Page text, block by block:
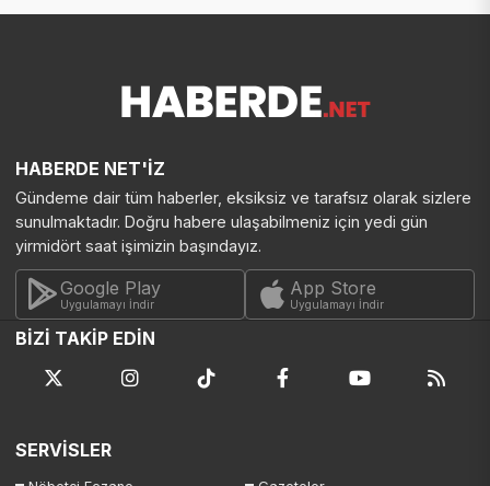
HABERDE NET'İZ
Gündeme dair tüm haberler, eksiksiz ve tarafsız olarak sizlere
sunulmaktadır. Doğru habere ulaşabilmeniz için yedi gün
yirmidört saat işimizin başındayız.
Google Play
Uygulamayı İndir
App Store
Uygulamayı İndir
BİZİ TAKİP EDİN
SERVİSLER